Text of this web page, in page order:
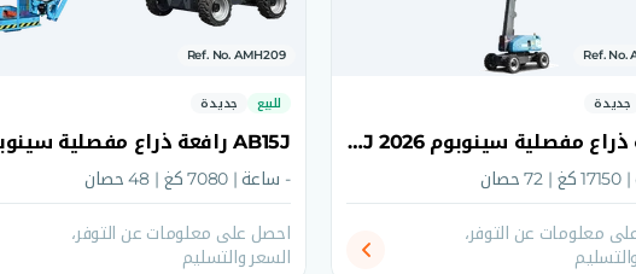
Ref. No.
جديدة
رافعة ذراع مفصلية سينوبوم AB25J 2026
حصان
معلومات عن التوفر،
Ref. No. AMH209
للبيع
جديدة
- ساعة | 7080 كغ | 48 حصان
احصل على معلومات عن التوفر،
السعر والتسليم